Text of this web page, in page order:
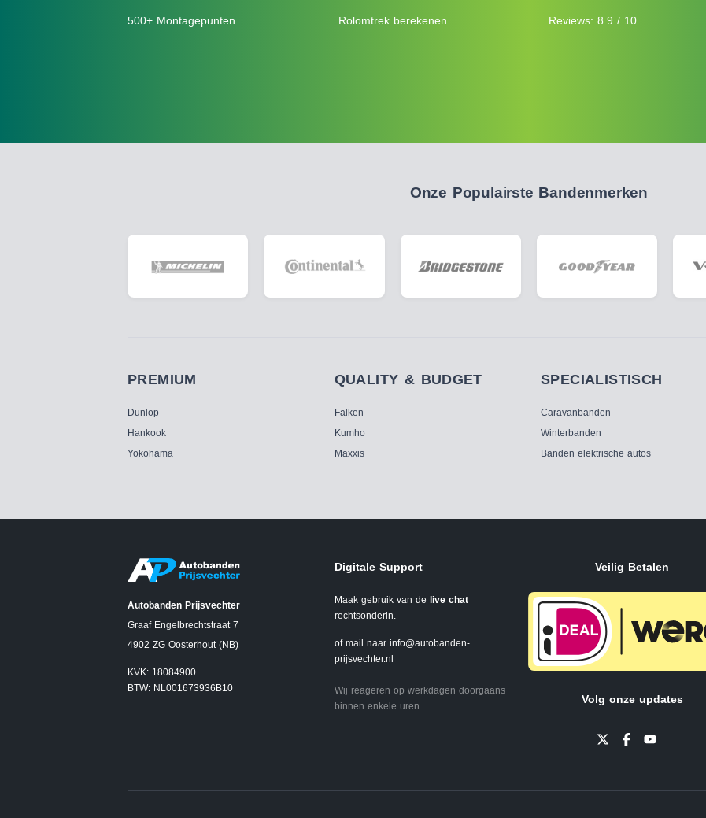
500+ Montagepunten Rolomtrek berekenen Reviews: 8.9 / 10
Onze Populairste Bandenmerken
PREMIUM
Dunlop
Hankook
Yokohama
QUALITY & BUDGET
Falken
Kumho
Maxxis
SPECIALISTISCH
Caravanbanden
Winterbanden
Banden elektrische autos
Autobanden Prijsvechter
Graaf Engelbrechtstraat 7
4902 ZG Oosterhout (NB)
KVK: 18084900
BTW: NL001673936B10
Digitale Support
Maak gebruik van de live chat
rechtsonderin.
of mail naar info@autobanden-
prijsvechter.nl
Wij reageren op werkdagen doorgaans
binnen enkele uren.
Veilig Betalen
Volg onze updates